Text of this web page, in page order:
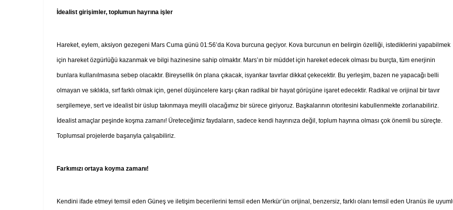
İdealist girişimler, toplumun hayrına işler
Hareket, eylem, aksiyon gezegeni Mars Cuma günü 01:56’da Kova burcuna geçiyor. Kova burcunun en belirgin özelliği, istediklerini yapabilmek
için hareket özgürlüğü kazanmak ve bilgi hazinesine sahip olmaktır. Mars’ın bir müddet için hareket edecek olması bu burçta, tüm enerjinin
bunlara kullanılmasına sebep olacaktır. Bireysellik ön plana çıkacak, isyankar tavırlar dikkat çekecektir. Bu yerleşim, bazen ne yapacağı belli
olmayan ve sıklıkla, sırf farklı olmak için, genel düşüncelere karşı çıkan radikal bir hayat görüşüne işaret edecektir. Radikal ve orijinal bir tavır
sergilemeye, sert ve idealist bir üslup takınmaya meyilli olacağımız bir sürece giriyoruz. Başkalarının otoritesini kabullenmekte zorlanabiliriz.
İdealist amaçlar peşinde koşma zamanı! Üreteceğimiz faydaların, sadece kendi hayrınıza değil, toplum hayrına olması çok önemli bu süreçte.
Toplumsal projelerde başarıyla çalışabiliriz.
Farkımızı ortaya koyma zamanı!
Kendini ifade etmeyi temsil eden Güneş ve iletişim becerilerini temsil eden Merkür’ün orijinal, benzersiz, farklı olanı temsil eden Uranüs ile